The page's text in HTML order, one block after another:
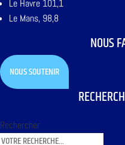
Le Havre 101,1
Le Mans, 98,8
NOUS
NOUS SOUTENIR
Rechercher